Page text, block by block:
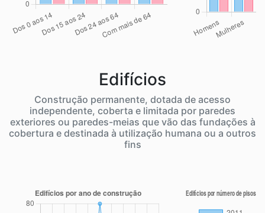
Edifícios
Construção permanente, dotada de acesso
independente, coberta e limitada por paredes
exteriores ou paredes-meias que vão das fundações à
cobertura e destinada à utilização humana ou a outros
fins